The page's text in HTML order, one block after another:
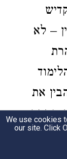
– לא
את
המתח
החיים.
We use cookies
our site. Click